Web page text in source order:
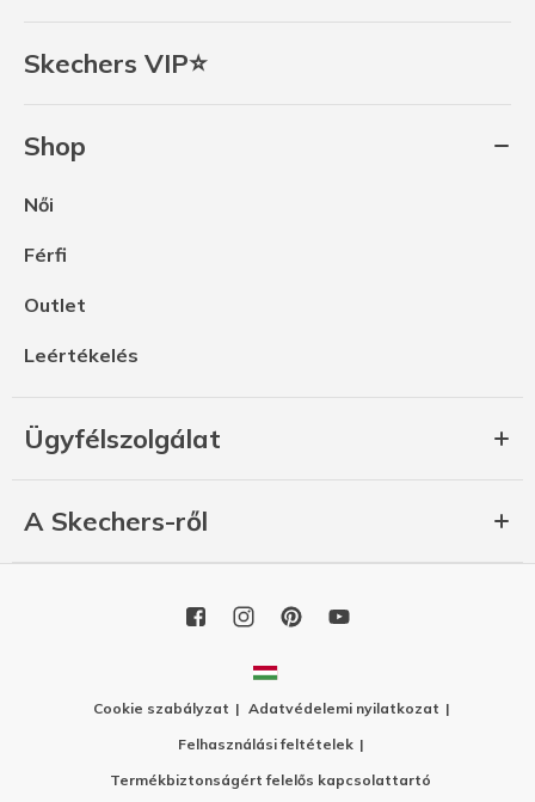
Skechers VIP⭐
Shop
Női
Férfi
Outlet
Leértékelés
Ügyfélszolgálat
A Skechers-ről
Cookie szabályzat
Adatvédelemi nyilatkozat
Felhasználási feltételek
Termékbiztonságért felelős kapcsolattartó